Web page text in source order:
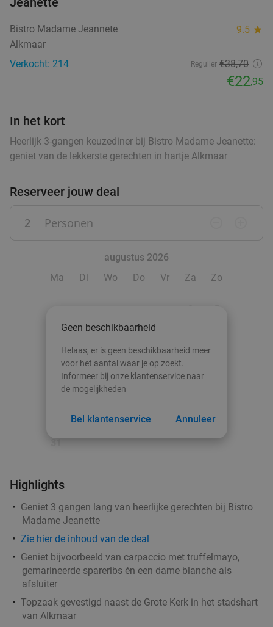
27%
28 min.directions_car
Woltje's Backerij
Verkocht: 7
Bistro Madame Jeannete 9.5 star
Alkmaar
Verkocht: 214
Regulier €38,70
€22,95
In het kort
Heerlijk 3-gangen keuzediner bij Bistro Madame Jeanette:
geniet van de lekkerste gerechten in hartje Alkmaar
Reserveer jouw deal
2 Personen
augustus 2026
Ma
Di Wo Do Vr Za Zo
10 11 12 13 14
18 19
25 26 27 29 30
Geen beschikbaarheid
Helaas, er is geen beschikbaarheid meer
voor het aantal waar je op zoekt.
Informeer bij onze klantenservice naar
de mogelijkheden
Bel klantenservice Annuleer
Highlights
Geniet 3 gangen lang van heerlijke gerechten bij Bistro
Madame Jeanette
Zie hier de inhoud van de deal
Geniet bijvoorbeeld van carpaccio met truffelmayo,
gemarineerde spareribs én een dame blanche als
afsluiter
Topzaak gevestigd naast de Grote Kerk in het stadshart
van Alkmaar